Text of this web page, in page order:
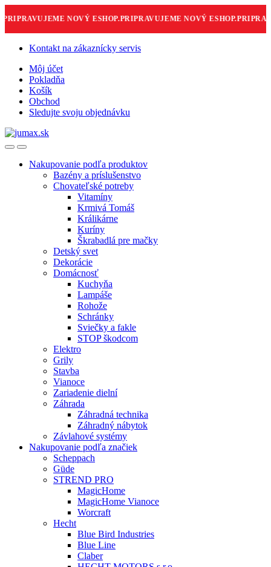
NOVÝ ESHOP.PRIPRAVUJEME NOVÝ ESHOP.
Skip
navigation
Skip
content
Kontakt na zákaznícky servis
Môj účet
Pokladňa
Košík
Obchod
Sledujte svoju objednávku
Nakupovanie podľa produktov
Bazény a príslušenstvo
Chovateľské potreby
Vitamíny
Krmivá Tomáš
Králikárne
Kuríny
Škrabadlá pre mačky
Detský svet
Dekorácie
Domácnosť
Kuchyňa
Lampáše
Rohože
Schránky
Sviečky a fakle
STOP škodcom
Elektro
Grily
Stavba
Vianoce
Zariadenie dielní
Záhrada
Záhradná technika
Záhradný nábytok
Závlahové systémy
Nakupovanie podľa značiek
Scheppach
Güde
STREND PRO
MagicHome
MagicHome Vianoce
Worcraft
Hecht
Blue Bird Industries
Blue Line
Claber